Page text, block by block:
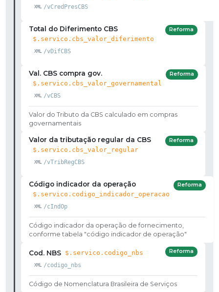
/vCredPresCBS
Total do Diferimento CBS
$.servico.cbs_valor_diferimento
/vDifCBS
Reforma
Val. CBS compra gov.
$.servico.cbs_valor_governamental
/vCBS
Reforma
Valor do Tributo da CBS calculado em compras
governamentais
Valor da tributação regular da CBS
$.servico.cbs_valor_regular
/vTribRegCBS
Reforma
Código indicador da operação
$.servico.codigo_indicador_operacao
/cIndOp
Reforma
Código indicador da operação de fornecimento,
conforme tabela "código indicador de operação"
Cod. NBS $.servico.codigo_nbs
/codigo_nbs
Reforma
Código de Nomenclatura Brasileira de Serviços